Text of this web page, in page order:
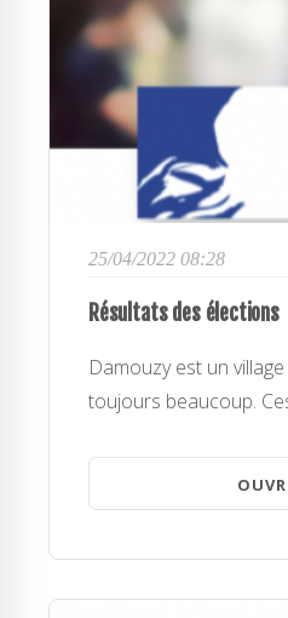
25/04/2022 08:28
Résultats des élections
Damouzy est un
toujours beaucoup.